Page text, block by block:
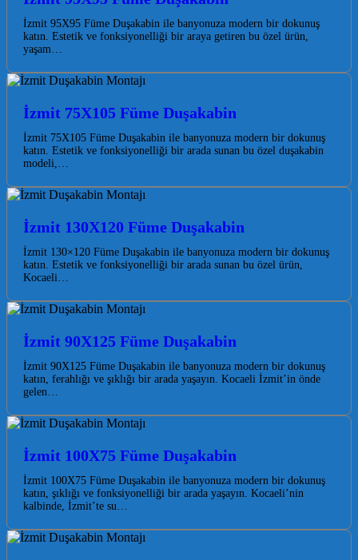
İzmit 95X95 Füme Duşakabin ile banyonuza modern bir dokunuş
katın. Estetik ve fonksiyonelliği bir araya getiren bu özel ürün,
yaşam…
İzmit 75X105 Füme Duşakabin
İzmit 75X105 Füme Duşakabin ile banyonuza modern bir dokunuş
katın. Estetik ve fonksiyonelliği bir arada sunan bu özel duşakabin
modeli,…
İzmit 130X120 Füme Duşakabin
İzmit 130×120 Füme Duşakabin ile banyonuza modern bir dokunuş
katın. Estetik ve fonksiyonelliği bir arada sunan bu özel ürün,
Kocaeli…
İzmit 90X125 Füme Duşakabin
İzmit 90X125 Füme Duşakabin ile banyonuza modern bir dokunuş
katın, ferahlığı ve şıklığı bir arada yaşayın. Kocaeli İzmit’in önde
gelen…
İzmit 100X75 Füme Duşakabin
İzmit 100X75 Füme Duşakabin ile banyonuza modern bir dokunuş
katın, şıklığı ve fonksiyonelliği bir arada yaşayın. Kocaeli’nin
kalbinde, İzmit’te su…